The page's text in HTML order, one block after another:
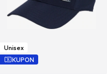
Unisex
KUPON